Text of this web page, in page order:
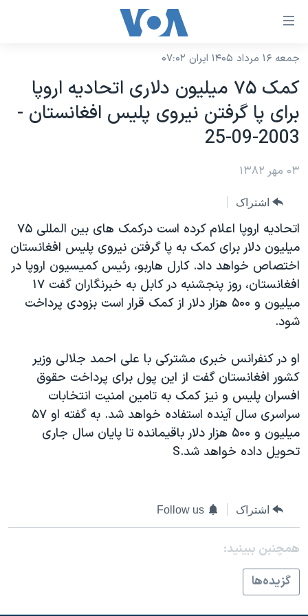
لینکهای
دسترسی
جهش
محتوای
اصلی
صفحه
جهش
به
جستجو
نسخه سبک وب‌سایت
موضوع ها
آمریکا
جهان
ورزشی
گزیده‌ها
ویژه برنامه‌ها
فرهنگ و زندگی
اقتصادی
علم و فناوری
اسرائیل در جنگ
گالری عکس
برنامه های تلویزیونی
جدول برنامه ها
صفحه‌های ویژه
جام جهانی ۲۰۲۶
عملیات خشم حماسی
۲۵۰سالگی آمریکا
بایگانی برنامه‌های تلویزیونی
مستندها
حمله جمهوری اسلامی به اسرائیل
رمز مهسا
ورزش زنان در ایران
اعتراضات زن، زندگی، آزادی
دادگاه حمید نوری
چهل سال گروگان‌گیری
قانون شفافیت دارائی کادر رهبری ایران
اعتراضات مردمی آبان ۹۸
فرکانس‌های صدای آمریکا
پخش رادیویی
یادگیری زبان انگلیسی
دنبال کنید
زبانهای مختلف
جمعه ۱۶ مرداد ۱۴۰۵ ایران ۰۷:۰۲
کمک ۷۵ ميليون دلاری اتحاديه اروپا
برای پا گرفتن نيروی پليس افغانستان -
2003-09-25
۰۳ مهر ۱۳۸۲
اشتراک
اتحاديه اروپا اعلام کرده است درکمک های بين المللی ۷۵
ميليون دلار برای کمک به پا گرفتن نيروی پليس افغانستان
اختصاص خواهد داد. کارل هاربو، رئيس کميسيون اروپا در
افغانستان، روز پنجشنبه در کابل به خبرنگاران گفت ۱۷
ميليون و ۵۰۰ هزار دلار از کمک قرار است بزودی پرداخت
شود.
او در کنفرانس خبری مشترکی با علی احمد جلالی وزير
کشور افغانستان گفت از اين پول برای پرداخت حقوق
افسران پليس و نيز کمک به تامين امنيت انتخابات
سراسری سال آينده استفاده خواهد شد. به گفته او ۵۷
ميليون و ۵۰۰ هزار دلار باقيمانده تا پايان سال جاری
تحويل داده خواهد شد.S
اشتراک Follow us
همچنبن ببینید:
گزيده‌ها